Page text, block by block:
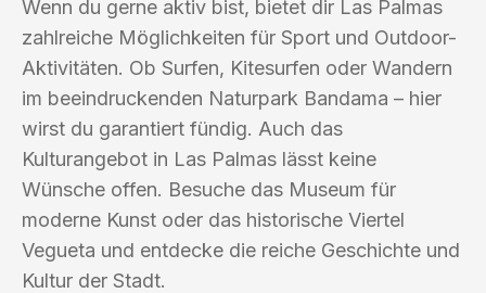
Wenn du gerne aktiv bist, bietet dir Las Palmas
zahlreiche Möglichkeiten für Sport und Outdoor-
Aktivitäten. Ob Surfen, Kitesurfen oder Wandern
im beeindruckenden Naturpark Bandama – hier
wirst du garantiert fündig. Auch das
Kulturangebot in Las Palmas lässt keine
Wünsche offen. Besuche das Museum für
moderne Kunst oder das historische Viertel
Vegueta und entdecke die reiche Geschichte und
Kultur der Stadt.